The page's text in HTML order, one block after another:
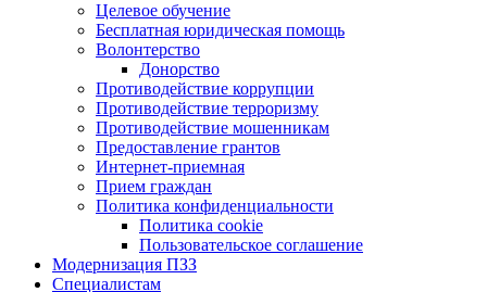
Целевое обучение
Бесплатная юридическая помощь
Волонтерство
Донорство
Противодействие коррупции
Противодействие терроризму
Противодействие мошенникам
Предоставление грантов
Интернет-приемная
Прием граждан
Политика конфиденциальности
Политика cookie
Пользовательское соглашение
Модернизация ПЗЗ
Специалистам